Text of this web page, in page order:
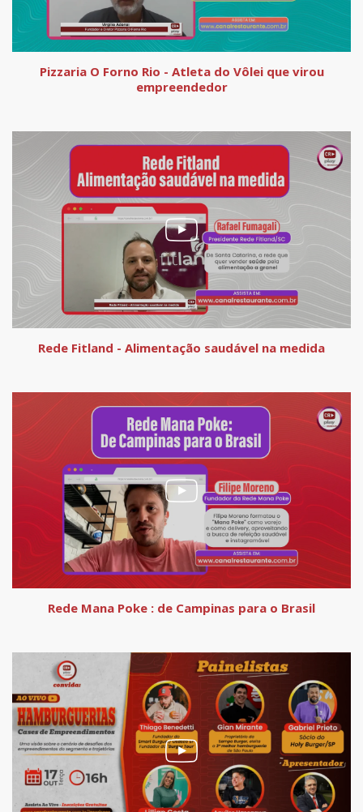
Pizzaria O Forno Rio - Atleta do Vôlei que virou
empreendedor
Rede Fitland - Alimentação saudável na medida
Rede Mana Poke : de Campinas para o Brasil